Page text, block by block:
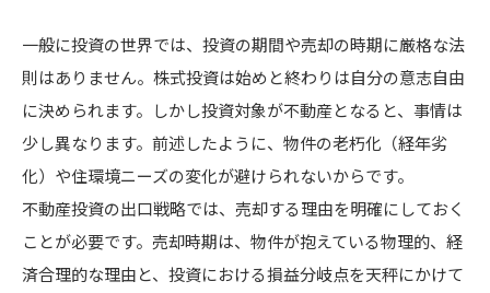
一般に投資の世界では、投資の期間や売却の時期に厳格な法
則はありません。株式投資は始めと終わりは自分の意志自由
に決められます。しかし投資対象が不動産となると、事情は
少し異なります。前述したように、物件の老朽化（経年劣
化）や住環境ニーズの変化が避けられないからです。
不動産投資の出口戦略では、売却する理由を明確にしておく
ことが必要です。売却時期は、物件が抱えている物理的、経
済合理的な理由と、投資における損益分岐点を天秤にかけて